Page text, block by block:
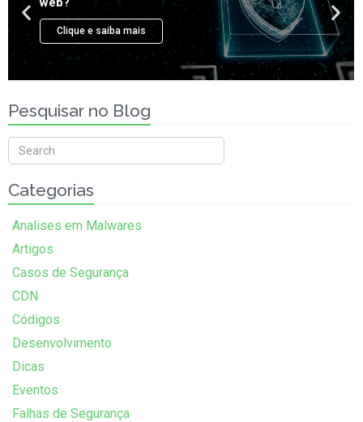
Pesquisar no Blog
Categorias
Analises em Malwares
Artigos
Casos de Segurança
CDN
Códigos
Desenvolvimento
Dicas
Eventos
Falhas de Segurança